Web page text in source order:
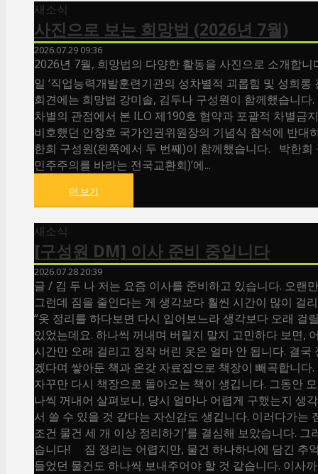
새소식
사진으로 보는 희망법 (2026년 7월)
2026.07.29 09:36
2026년 7월, 희망법의 다양한 활동을 사진으로 소개합
일 ‘직업능력개발훈련기관의 성차별적 괴롭힘 및 성희
회견에는 희망법 강미솔, 김두나 구성원이 함께했습니다
차별의 관점에서 본 ILO 제190호 협약과 포괄적 차별금
비호했던 안창호 국가인권위원장의 기념식 참석에 반대
한희 구성원(왼쪽에서 두 번째)이 함께했습니다. 박한
민주주의를 바라는 전국교환회)’에...
더 보기
새소식
[구성원 DM] 이사 준비 중입니다
2026.07.28 20:39
글 / 김 두 나 저는 요즘 이사를 준비하고 있습니다. 오랜
그런데 짐을 줄인다는 게 생각보다 훨씬 시간이 많이 걸
“옷 정리를 하다보면 다시 입어보느라 생각보다 오래 걸
있었는데요. 하나씩 꺼내며 버릴지 말지 고민하다 보면,
시간만 오래 걸리고 정작 버린 옷은 얼마 안 됩니다. 결
겠다며 쌓아둔 책과 온갖 자료집으로 책장이 빼곡합니
자꾸만 다시 책장으로 돌아오는 책이 생깁니다. 그동안
나씩 꺼내어 살펴보니, 당시 얼마나 어렵게 구했는지 생
서 쓸 수 있을 것 같다는 자신감도 생깁니다. 이러다가는
조건 물건 세 개 이상 정리하기’를 결심해 보았습니다.
습니다! 짐 정리는 어렵지만, 물건 하나하나에 담긴 추
들었던 물건도 하나씩 보내주어야 할 것 같습니다. 이사